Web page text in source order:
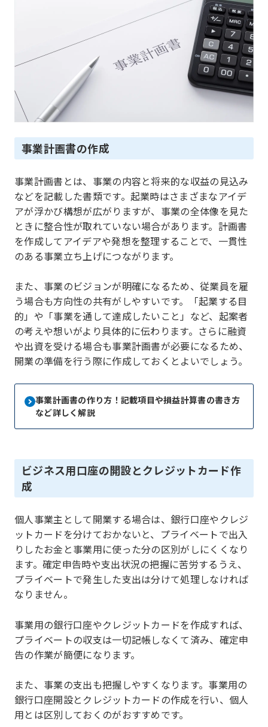
事業計画書の作成
事業計画書とは、事業の内容と将来的な収益の見込み
などを記載した書類です。起業時はさまざまなアイデ
アが浮かび構想が広がりますが、事業の全体像を見た
ときに整合性が取れていない場合があります。計画書
を作成してアイデアや発想を整理することで、一貫性
のある事業立ち上げにつながります。
また、事業のビジョンが明確になるため、従業員を雇
う場合も方向性の共有がしやすいです。「起業する目
的」や「事業を通して達成したいこと」など、起案者
の考えや想いがより具体的に伝わります。さらに融資
や出資を受ける場合も事業計画書が必要になるため、
開業の準備を行う際に作成しておくとよいでしょう。
事業計画書の作り方！記載項目や損益計算書の書き方
など詳しく解説
ビジネス用口座の開設とクレジットカード作
成
個人事業主として開業する場合は、銀行口座やクレジ
ットカードを分けておかないと、プライベートで出入
りしたお金と事業用に使った分の区別がしにくくなり
ます。確定申告時や支出状況の把握に苦労するうえ、
プライベートで発生した支出は分けて処理しなければ
なりません。
事業用の銀行口座やクレジットカードを作成すれば、
プライベートの収支は一切記帳しなくて済み、確定申
告の作業が簡便になります。
また、事業の支出も把握しやすくなります。事業用の
銀行口座開設とクレジットカードの作成を行い、個人
用とは区別しておくのがおすすめです。